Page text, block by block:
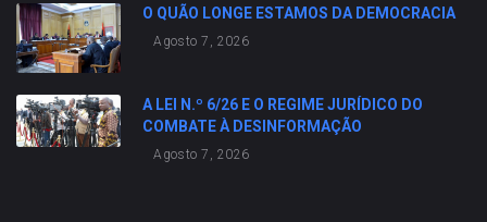
O QUÃO LONGE ESTAMOS DA DEMOCRACIA
Agosto 7, 2026
A LEI N.º 6/26 E O REGIME JURÍDICO DO
COMBATE À DESINFORMAÇÃO
Agosto 7, 2026